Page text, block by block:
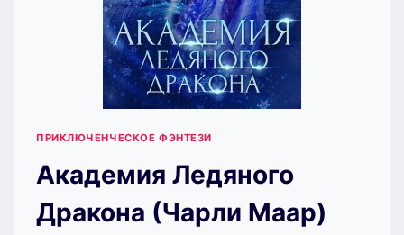
ПРИКЛЮЧЕНЧЕСКОЕ ФЭНТЕЗИ
Академия Ледяного
Дракона (Чарли Маар)